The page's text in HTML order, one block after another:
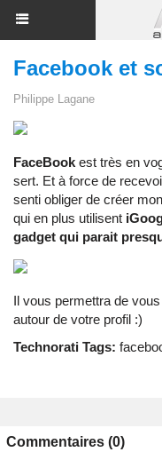
Facebook et
Philippe Lagane
FaceBook est très en
sert. Et à force de
senti obliger de créer
qui en plus utilisent
gadget qui parait
Il vous permettra de
autour de votre profil :)
Technorati Tags:
Commentaires (0)